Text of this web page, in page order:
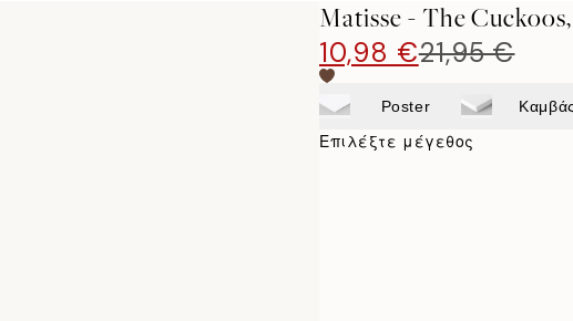
Matisse - The
10,98 €21,95 €
Poster Καμβάς
Επιλέξτε μέγεθος